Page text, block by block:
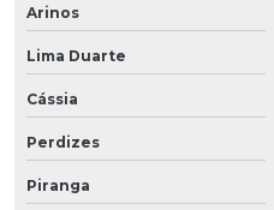
Arinos
Lima Duarte
Cássia
Perdizes
Piranga